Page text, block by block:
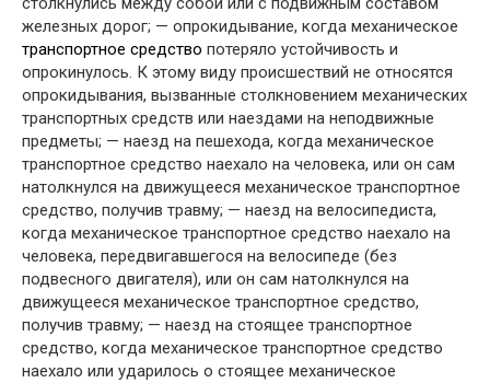
железных дорог; — опрокидывание, когда механическое
транспортное средство потеряло устойчивость и
опрокинулось. К этому виду происшествий не относятся
опрокидывания, вызванные столкновением механических
транспортных средств или наездами на неподвижные
предметы; — наезд на пешехода, когда механическое
транспортное средство наехало на человека, или он сам
натолкнулся на движущееся механическое транспортное
средство, получив травму; — наезд на велосипедиста,
когда механическое транспортное средство наехало на
человека, передвигавшегося на велосипеде (без
подвесного двигателя), или он сам натолкнулся на
движущееся механическое транспортное средство,
получив травму; — наезд на стоящее транспортное
средство, когда механическое транспортное средство
наехало или ударилось о стоящее механическое